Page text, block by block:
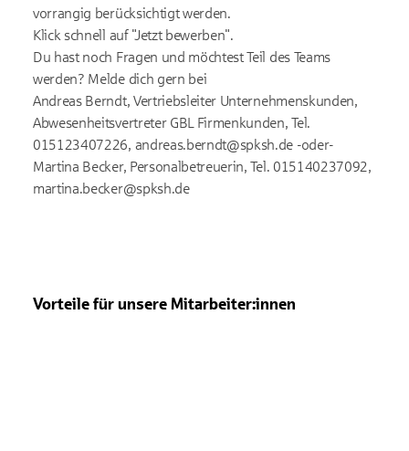
vorrangig berücksichtigt werden.
Klick schnell auf "Jetzt bewerben".
Du hast noch Fragen und möchtest Teil des Teams
werden? Melde dich gern bei
Andreas Berndt, Vertriebsleiter Unternehmenskunden,
Abwesenheitsvertreter GBL Firmenkunden, Tel.
015123407226, andreas.berndt@spksh.de -oder-
Martina Becker, Personalbetreuerin, Tel. 015140237092,
martina.becker@spksh.de
Vorteile für unsere Mitarbeiter:innen